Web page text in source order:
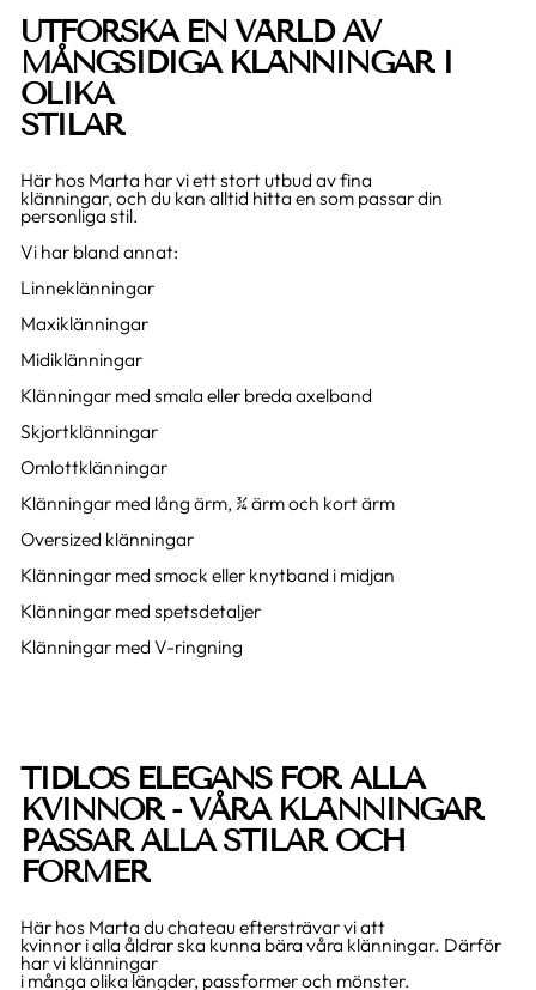
UTFORSKA EN VÄRLD AV
MÅNGSIDIGA KLÄNNINGAR I
OLIKA
STILAR
Här hos Marta har vi ett stort utbud av fina
klänningar, och du kan alltid hitta en som passar din
personliga stil.
Vi har bland annat:
Linneklänningar
Maxiklänningar
Midiklänningar
Klänningar med smala eller breda axelband
Skjortklänningar
Omlottklänningar
Klänningar med lång ärm, ¾ ärm och kort ärm
Oversized klänningar
Klänningar med smock eller knytband i midjan
Klänningar med spetsdetaljer
Klänningar med V-ringning
TIDLÖS ELEGANS FÖR ALLA
KVINNOR - VÅRA KLÄNNINGAR
PASSAR ALLA STILAR OCH
FORMER
Här hos Marta du chateau eftersträvar vi att
kvinnor i alla åldrar ska kunna bära våra klänningar. Därför
har vi klänningar
i många olika längder, passformer och mönster.